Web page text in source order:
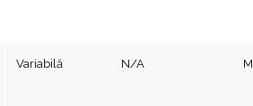
Variabilă N/A